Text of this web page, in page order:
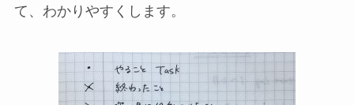
て、わかりやすくします。